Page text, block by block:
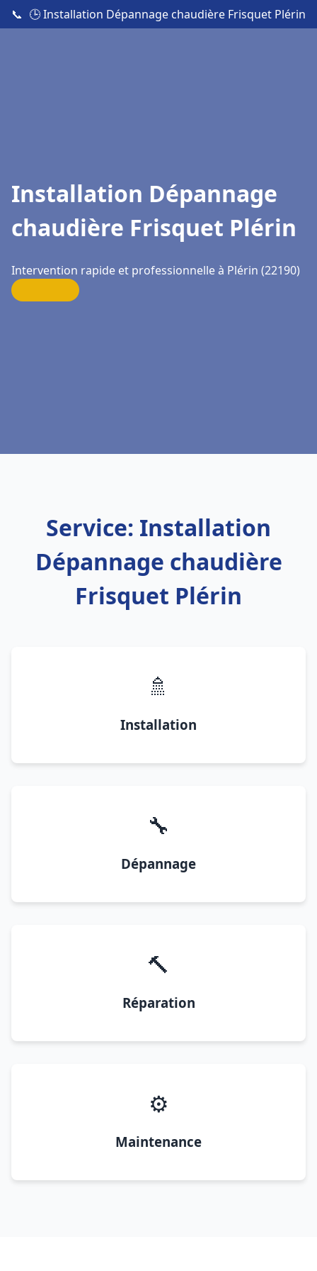
📞 🕒 Installation Dépannage chaudière Frisquet Plérin
Installation Dépannage
chaudière Frisquet Plérin
Intervention rapide et professionnelle à Plérin (22190)
Service: Installation
Dépannage chaudière
Frisquet Plérin
🚿
Installation
🔧
Dépannage
🔨
Réparation
⚙️
Maintenance